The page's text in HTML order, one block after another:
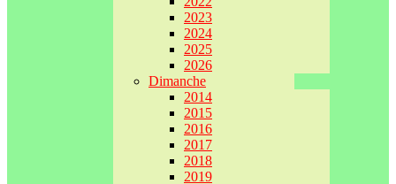
2023
2024
2025
2026
Dimanche
2014
2015
2016
2017
2018
2019